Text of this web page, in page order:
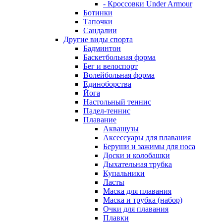
- Кроссовки Under Armour
Ботинки
Тапочки
Сандалии
Другие виды спорта
Бадминтон
Баскетбольная форма
Бег и велоспорт
Волейбольная форма
Единоборства
Йога
Настольный теннис
Падел-теннис
Плавание
Аквашузы
Аксессуары для плавания
Беруши и зажимы для носа
Доски и колобашки
Дыхательная трубка
Купальники
Ласты
Маска для плавания
Маска и трубка (набор)
Очки для плавания
Плавки